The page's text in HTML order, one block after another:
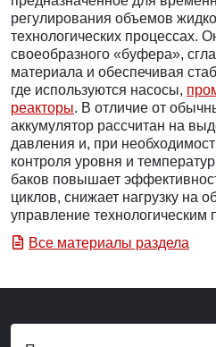
регулирования объемов
технологических процессах.
своеобразного «буфера»,
материала и обеспечивая
где используются насосы,
реакторы. В отличие от
аккумулятор рассчитан на
давления и, при
контроля уровня и
баков повышает
циклов, снижает нагрузку на
управление технологическим
Все материалы раздела